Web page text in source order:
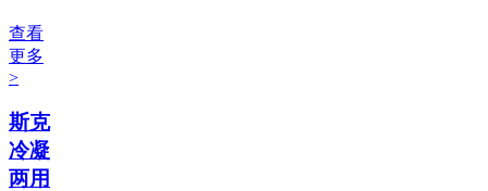
查看
更多
>
斯克
冷凝
两用